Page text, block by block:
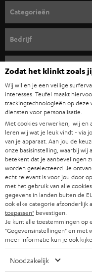
o
r
n
i
e
u
w
s
b
r
i
e
f
Categorieën
COMPLETE SYSTEMEN
HIFI-SPEAKERS
SMART HOME
BLUETOOTH
KOPTELEFOONS
BLUETOOTH
COMPLETE SETS
SPEAKERS
Bedrijf
SUPPORT
CARRIÈRE
PERS & MARKETING
B2B
PARTNERPROGRAMMA
BLOG
NEWSLETTER
STORES
TEUFEL VOORDELEN
TEUFEL STORY
Teufel online shops
DUITSLAND
OOSTENRIJK
ZWITSERLAND
NEDERLAND
BELGIË
FRANKRIJK
Zodat het klinkt zoals
Wij willen je een veilige
interesses. Teufel maakt
trackingtechnologieën op deze
diensten voor personalisatie.
Met cookies verwerken, wij en
leren wij wat je leuk vindt - via
van je apparaat. Aan jou de
onze basisinstelling, waarbij wij
betekent dat je aanbevelingen
worden geselecteerd. Je
echt relevant is voor jou door op
met het gebruik van alle
gegevens in landen buiten de
ook elke categorie afzonderlijk
toepassen" bevestigen.
Je kunt alle toestemmingen op
"Gegevensinstellingen" en
meer informatie kun je ook
Noodzakelijk